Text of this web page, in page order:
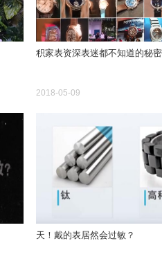
积家表资深表迷都不知道的秘
2018-05-09
天！戴的表居然会过敏？